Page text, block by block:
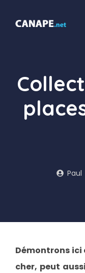
contenu
Paul
Démontrons
cher, peut